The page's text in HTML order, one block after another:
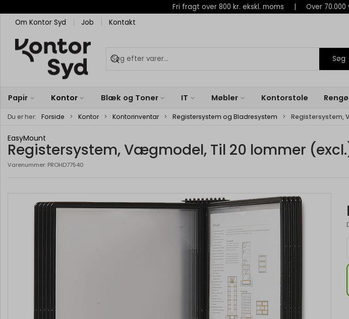
Fri fragt over 800 kr. ekskl. moms | Over
Om Kontor Syd
Job Kontakt
Søg
Papir Kontor Blæk og Toner IT Møbler Kontorstole
Du er her: Forside Kontor Kontorinventar Registersystem og Bladresystem Registersystem,
EasyMount
Registersystem, Vægmodel, Til 20 lommer
Varenummer: PROHD77540